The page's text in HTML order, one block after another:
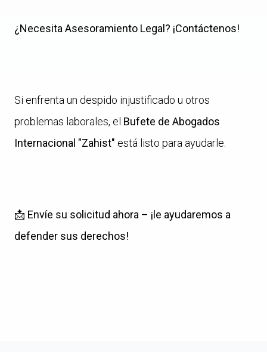
¿Necesita Asesoramiento Legal? ¡Contáctenos!
Si enfrenta un despido injustificado u otros
problemas laborales, el Bufete de Abogados
Internacional "Zahist" está listo para ayudarle.
📩 Envíe su solicitud ahora – ¡le ayudaremos a
defender sus derechos!